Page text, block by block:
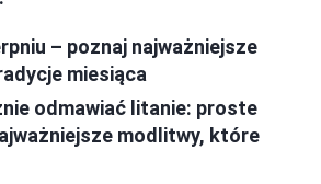
– poznaj najważniejsze
miesiąca
odmawiać litanie: proste
modlitwy, które